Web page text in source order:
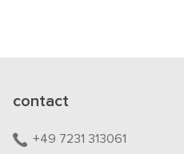
contact
+49 7231 313061